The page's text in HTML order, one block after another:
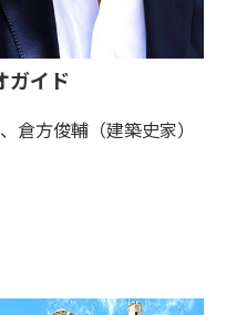
ガイド
倉方俊輔（建築史家）